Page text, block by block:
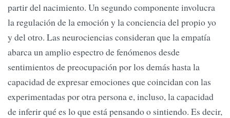
partir del nacimiento. Un segundo componente involucra
la regulación de la emoción y la conciencia del propio yo
y del otro. Las neurociencias consideran que la empatía
abarca un amplio espectro de fenómenos desde
sentimientos de preocupación por los demás hasta la
capacidad de expresar emociones que coincidan con las
experimentadas por otra persona e, incluso, la capacidad
de inferir qué es lo que está pensando o sintiendo. Es decir,